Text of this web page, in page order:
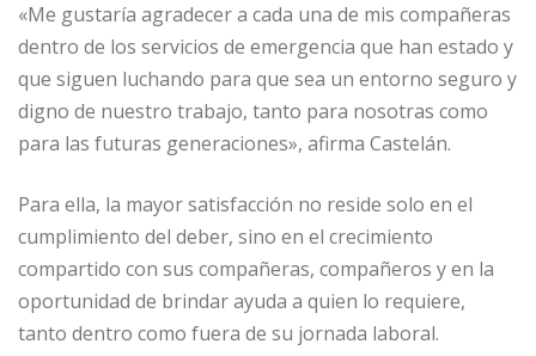
«Me gustaría agradecer a cada una de mis compañeras
dentro de los servicios de emergencia que han estado y
que siguen luchando para que sea un entorno seguro y
digno de nuestro trabajo, tanto para nosotras como
para las futuras generaciones», afirma Castelán.
Para ella, la mayor satisfacción no reside solo en el
cumplimiento del deber, sino en el crecimiento
compartido con sus compañeras, compañeros y en la
oportunidad de brindar ayuda a quien lo requiere,
tanto dentro como fuera de su jornada laboral.